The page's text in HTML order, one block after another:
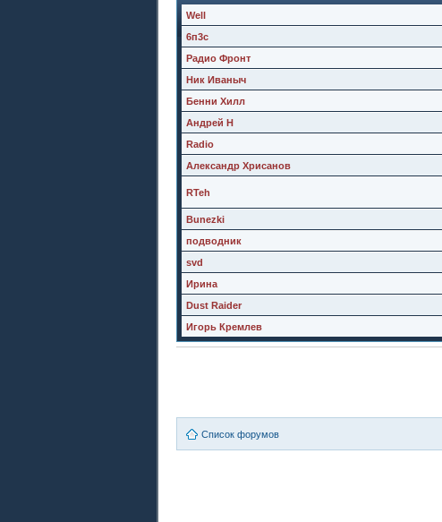
Well
6п3с
Радио Фронт
Ник Иваныч
Бенни Хилл
Андрей Н
Radio
Александр Хрисанов
RTeh
Bunezki
подводник
svd
Ирина
Dust Raider
Игорь Кремлев
Список форумов